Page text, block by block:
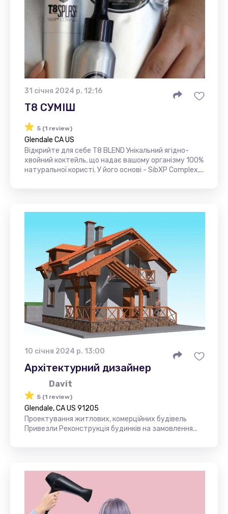
31 січня 2024 р. 12:16
Т8 СУМІШ
5 (1 review)
Glendale CA US
Відкрийте для себе T8 BLEND Унікальний ягідно-
хвойний коктейль, що надає вашому організму 100%
натуральної користі. У його основі - SibXP Complex,...
10 січня 2024 р. 13:00
Архітектурний дизайнер
Davit
5 (1 review)
Glendale, CA US 91205
Проектування житлових, комерційних будівель
Привезли Реконструкція будинків на замовлення...